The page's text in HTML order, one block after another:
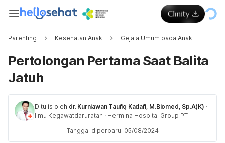
Parenting Kesehatan Anak Gejala Umum pada Anak
Pertolongan Pertama Saat Balita
Jatuh
Ditulis oleh dr. Kurniawan Taufiq Kadafi, M.Biomed, Sp.A(K) ·
Ilmu Kegawatdaruratan · Hermina Hospital Group PT
Tanggal diperbarui 05/08/2024